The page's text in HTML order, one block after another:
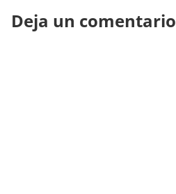
Deja un comentario